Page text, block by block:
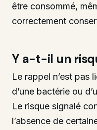
être consommé,
correctement
Y a-t-il un
Le rappel n’est pas
d’une bactérie ou
Le risque signalé
l’absence de